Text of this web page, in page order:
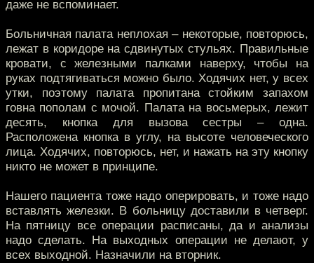
даже не вспоминает.
Больничная палата неплохая – некоторые, повторюсь,
лежат в коридоре на сдвинутых стульях. Правильные
кровати, с железными палками наверху, чтобы на
руках подтягиваться можно было. Ходячих нет, у всех
утки, поэтому палата пропитана стойким запахом
говна пополам с мочой. Палата на восьмерых, лежит
десять, кнопка для вызова сестры – одна.
Расположена кнопка в углу, на высоте человеческого
лица. Ходячих, повторюсь, нет, и нажать на эту кнопку
никто не может в принципе.
Нашего пациента тоже надо оперировать, и тоже надо
вставлять железки. В больницу доставили в четверг.
На пятницу все операции расписаны, да и анализы
надо сделать. На выходных операции не делают, у
всех выходной. Назначили на вторник.